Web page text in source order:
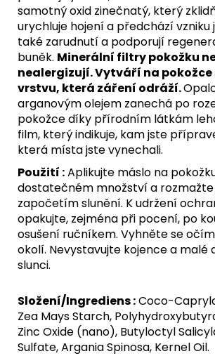
samotný oxid zinečnatý, který
urychluje hojení a předchází vzniku
také zarudnutí a podporují
buněk. Minerální filtry pokožku
nealergizují. Vytváří na pokožce
vrstvu, která záření odráží.
arganovým olejem zanechá po
pokožce díky přírodním látkám
film, který indikuje, kam jste
která místa jste vynechali.
Použití :Aplikujte máslo na
dostatečném množství a
započetím slunění. K udržení
opakujte, zejména při pocení, po
osušení ručníkem. Vyhněte se
okolí. Nevystavujte kojence a malé
slunci.
Složení/Ingrediens :Coco-
Zea Mays Starch,
Zinc Oxide (nano), Butyloctyl
Sulfate, Argania Spinosa, Kernel Oil.